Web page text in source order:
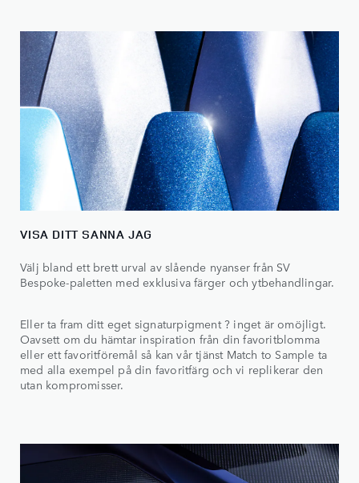
VISA DITT SANNA JAG
Välj bland ett brett urval av slående nyanser från SV
Bespoke-paletten med exklusiva färger och ytbehandlingar.
Eller ta fram ditt eget signaturpigment ? inget är omöjligt.
Oavsett om du hämtar inspiration från din favoritblomma
eller ett favoritföremål så kan vår tjänst Match to Sample ta
med alla exempel på din favoritfärg och vi replikerar den
utan kompromisser.